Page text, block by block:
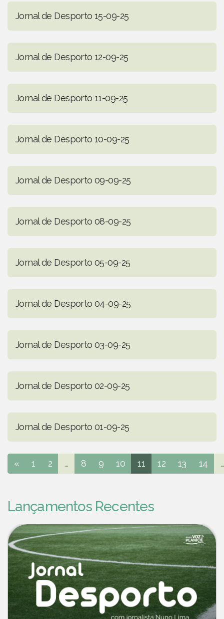
Jornal de Desporto 15-09-25
Jornal de Desporto 12-09-25
Jornal de Desporto 11-09-25
Jornal de Desporto 10-09-25
Jornal de Desporto 09-09-25
Jornal de Desporto 08-09-25
Jornal de Desporto 05-09-25
Jornal de Desporto 04-09-25
Jornal de Desporto 03-09-25
Jornal de Desporto 02-09-25
Jornal de Desporto 01-09-25
« 1 2 ... 8 9 10 11 12 13 14 ...
Lançamentos Recentes